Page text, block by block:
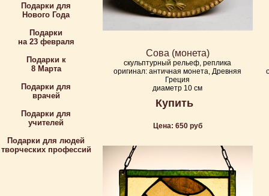
Подарки для
Нового Года
Подарки
на 23 февраля
Подарки к
8 Марта
Подарки для
врачей
Подарки для
учителей
Подарки для людей
творческих профессий
Сова (монета)
скульптурный рельеф, реплика
оригинал: античная монета, Древняя
Греция
диаметр 10 см
Купить
Цена: 650 руб